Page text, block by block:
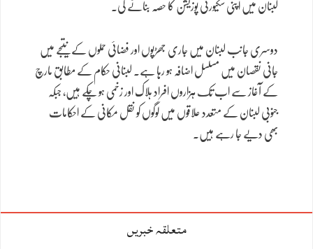
لبنان میں اپنی سکیورٹی پوزیشن کا حصہ بنائے گی۔
دوسری جانب لبنان میں جاری جھڑپوں اور فضائی حملوں کے نتیجے میں
جانی نقصان میں مسلسل اضافہ ہو رہا ہے۔ لبنانی حکام کے مطابق مارچ
کے آغاز سے اب تک ہزاروں افراد ہلاک اور زخمی ہو چکے ہیں، جبکہ
جنوبی لبنان کے متعدد علاقوں میں لوگوں کو نقل مکانی کے احکامات
بھی دیے جا رہے ہیں۔
متعلقہ خبریں